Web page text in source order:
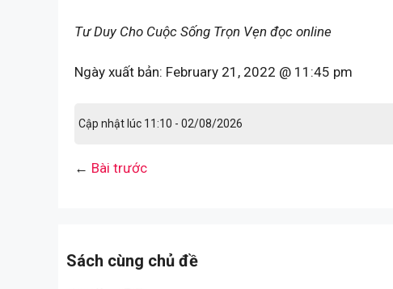
Tư Duy Cho Cuộc Sống Trọn Vẹn đọc online
Ngày xuất bản: February 21, 2022 @ 11:45 pm
Cập nhật lúc 11:10 - 02/08/2026
← Bài trước
Sách cùng chủ đề